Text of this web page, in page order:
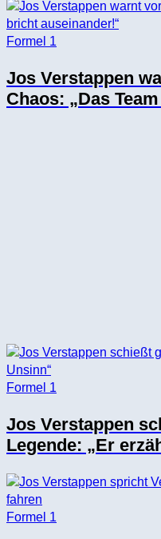
Formel 1
Jos Verstappen
Chaos: „Das
Formel 1
Jos Verstappen
Legende: „Er
Formel 1